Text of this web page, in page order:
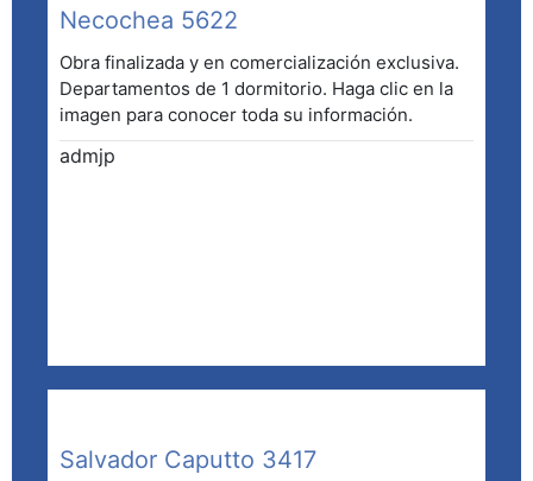
Necochea 5622
Obra finalizada y en comercialización exclusiva.
Departamentos de 1 dormitorio. Haga clic en la
imagen para conocer toda su información.
admjp
Salvador Caputto 3417